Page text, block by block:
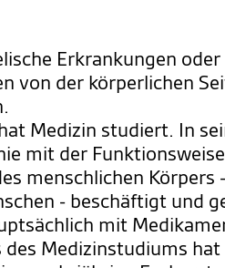
Erkrankungen
von der körperlichen
Medizin studiert. In
mit der
menschlichen Körpers
- beschäftigt und
mit
des Medizinstudiums